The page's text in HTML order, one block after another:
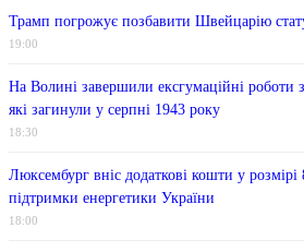
Трамп погрожує позбавити Швейцарію
19:00
На Волині завершили ексгумаційні роботи
які загинули у серпні 1943 року
18:30
Люксембург вніс додаткові кошти у
підтримки енергетики України
18:00